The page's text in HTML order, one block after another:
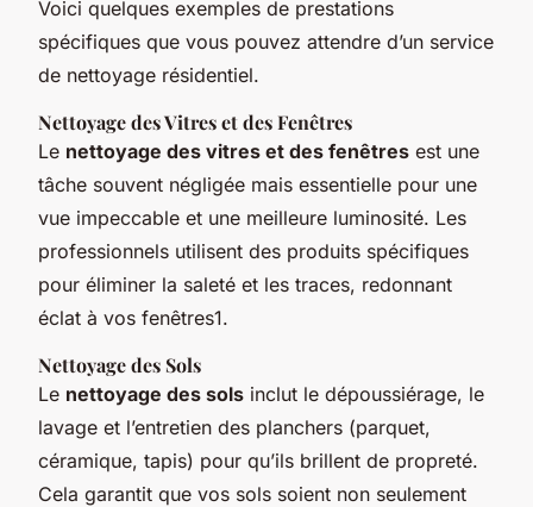
Voici quelques exemples de prestations
spécifiques que vous pouvez attendre d’un service
de nettoyage résidentiel.
Nettoyage des Vitres et des Fenêtres
Le nettoyage des vitres et des fenêtres est une
tâche souvent négligée mais essentielle pour une
vue impeccable et une meilleure luminosité. Les
professionnels utilisent des produits spécifiques
pour éliminer la saleté et les traces, redonnant
éclat à vos fenêtres1.
Nettoyage des Sols
Le nettoyage des sols inclut le dépoussiérage, le
lavage et l’entretien des planchers (parquet,
céramique, tapis) pour qu’ils brillent de propreté.
Cela garantit que vos sols soient non seulement